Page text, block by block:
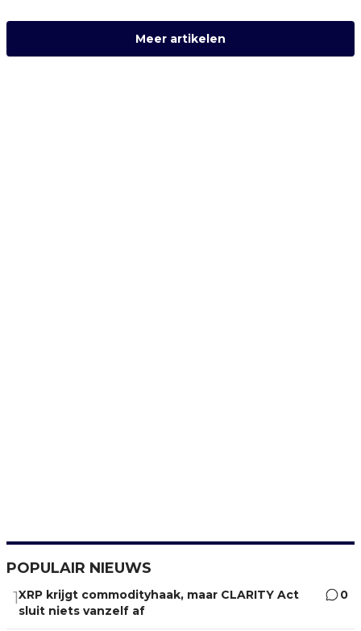
Meer artikelen
POPULAIR NIEUWS
1XRP krijgt commodityhaak, maar CLARITY Act
sluit niets vanzelf af
0